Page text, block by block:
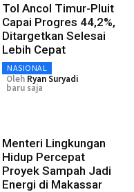
Tol Ancol Timur-Pluit
Capai Progres 44,2%,
Ditargetkan Selesai
Lebih Cepat
NASIONAL
Oleh Ryan Suryadi
baru saja
Menteri Lingkungan
Hidup Percepat
Proyek Sampah Jadi
Energi di Makassar